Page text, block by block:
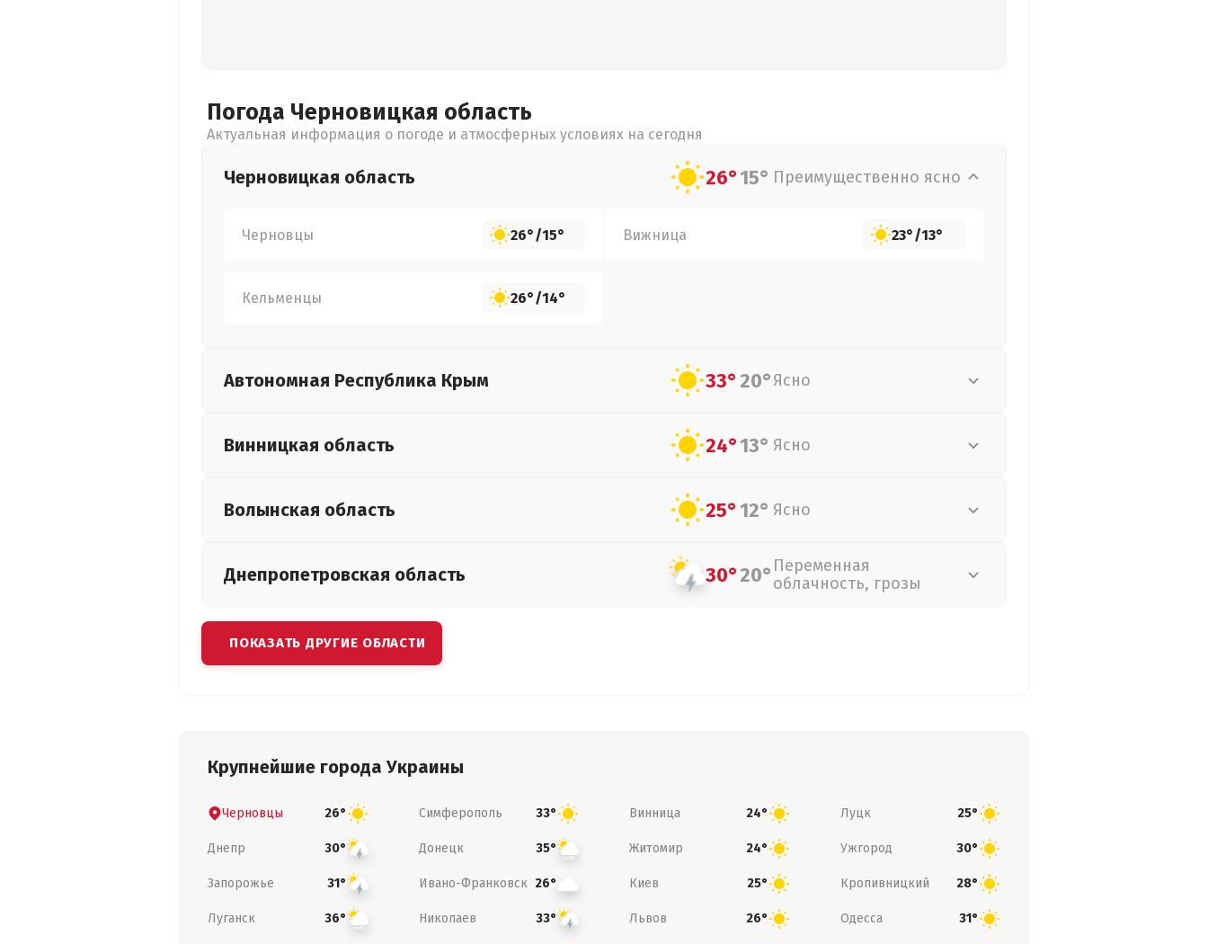
Погода Черновицкая область
Актуальная информация о погоде и атмосферных условиях на сегодня
Черновицкая область 26°15° Преимущественно ясно
Черновцы 26°/15° Вижница 23°/13°
Кельменцы 26°/14°
Автономная Республика Крым 33°20°Ясно
Винницкая область 24°13° Ясно
Волынская область 25°12° Ясно
Днепропетровская область 30°20° Переменная
облачность, грозы
ПОКАЗАТЬ ДРУГИЕ ОБЛАСТИ
Крупнейшие города Украины
Черновцы 26° Симферополь 33° Винница 24° Луцк 25°
Днепр 30° Донецк 35° Житомир 24° Ужгород 30°
Запорожье 31° Ивано-Франковск 26° Киев 25° Кропивницкий 28°
Луганск 36° Николаев 33° Львов 26° Одесса 31°